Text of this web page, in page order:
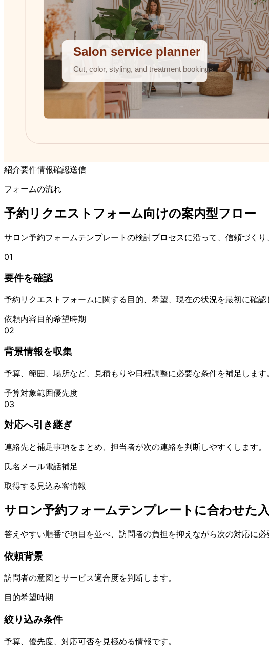
紹介要件情報確認送信
フォームの流れ
予約リクエストフォーム向けの案内型フロー
サロン予約フォームテンプレートの検討プロセスに沿って、信頼づく
01
要件を確認
予約リクエストフォームに関する目的、希望、現在の状況を最初に確認
依頼内容目的希望時期
02
背景情報を収集
予算、範囲、場所など、見積もりや日程調整に必要な条件を補足します。
予算対象範囲優先度
03
対応へ引き継ぎ
連絡先と補足事項をまとめ、担当者が次の連絡を判断しやすくします。
氏名 メール電話補足
取得する見込み客情報
サロン予約フォームテンプレートに合わせた
答えやすい順番で項目を並べ、訪問者の負担を抑えながら次の対応に必
依頼背景
訪問者の意図とサービス適合度を判断します。
目的希望時期
絞り込み条件
予算、優先度、対応可否を見極める情報です。